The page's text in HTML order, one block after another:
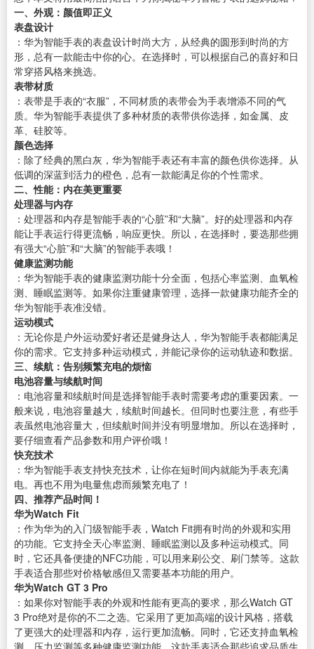
一、外观：颜值即正义
表盘设计
：华为智能手表的表盘设计时尚大方，从经典的圆形到时尚的方
形，总有一款能击中你的心。在选择时，可以根据自己的喜好和日
常穿搭风格来挑选。
表带材质
：表带是手表的“衣服”，不同材质的表带会为手表增添不同的气
质。华为智能手表提供了多种材质的表带供你选择，如金属、皮
革、硅胶等。
颜色选择
：除了经典的黑白灰，华为智能手表还有丰富的颜色供你选择。从
低调的深蓝到活力的橙色，总有一款能满足你的个性需求。
二、性能：内在美更重要
处理器与内存
：处理器和内存是智能手表的“心脏”和“大脑”。好的处理器和内存
能让手表运行得更流畅，响应更快。所以，在选择时，要选那些拥
有强大“心脏”和“大脑”的智能手表哦！
健康监测功能
：华为智能手表的健康监测功能十分全面，包括心率监测、血氧检
测、睡眠监测等。如果你注重健康管理，选择一款健康功能齐全的
华为智能手表准没错。
运动模式
：无论你是户外运动爱好者还是健身达人，华为智能手表都能满足
你的需求。它支持多种运动模式，并能记录你的运动轨迹和数据。
三、续航：告别频繁充电的烦恼
电池容量与续航时间
：电池容量和续航时间是选择智能手表时需要考虑的重要因素。一
般来说，电池容量越大，续航时间越长。但同时也要注意，有些手
表虽然电池容量大，但续航时间并没有明显增加。所以在选择时，
要仔细查看产品参数和用户评价哦！
快充技术
：华为智能手表支持快充技术，让你在短时间内就能为手表充满
电。再也不用为电量焦虑而频繁充电了！
四、推荐产品时间！
华为Watch Fit
：作为华为的入门级智能手表，Watch Fit拥有时尚的外观和实用
的功能。它支持全天心率监测、睡眠监测以及多种运动模式。同
时，它还具备便捷的NFC功能，可以用来刷公交、刷门禁等。这款
手表适合那些对价格敏感但又需要基本功能的用户。
华为Watch GT 3 Pro
：如果你对智能手表的外观和性能有更高的要求，那么Watch GT
3 Pro绝对是你的不二之选。它采用了更加高端的设计风格，搭载
了更强大的处理器和内存，运行更加流畅。同时，它还支持血氧检